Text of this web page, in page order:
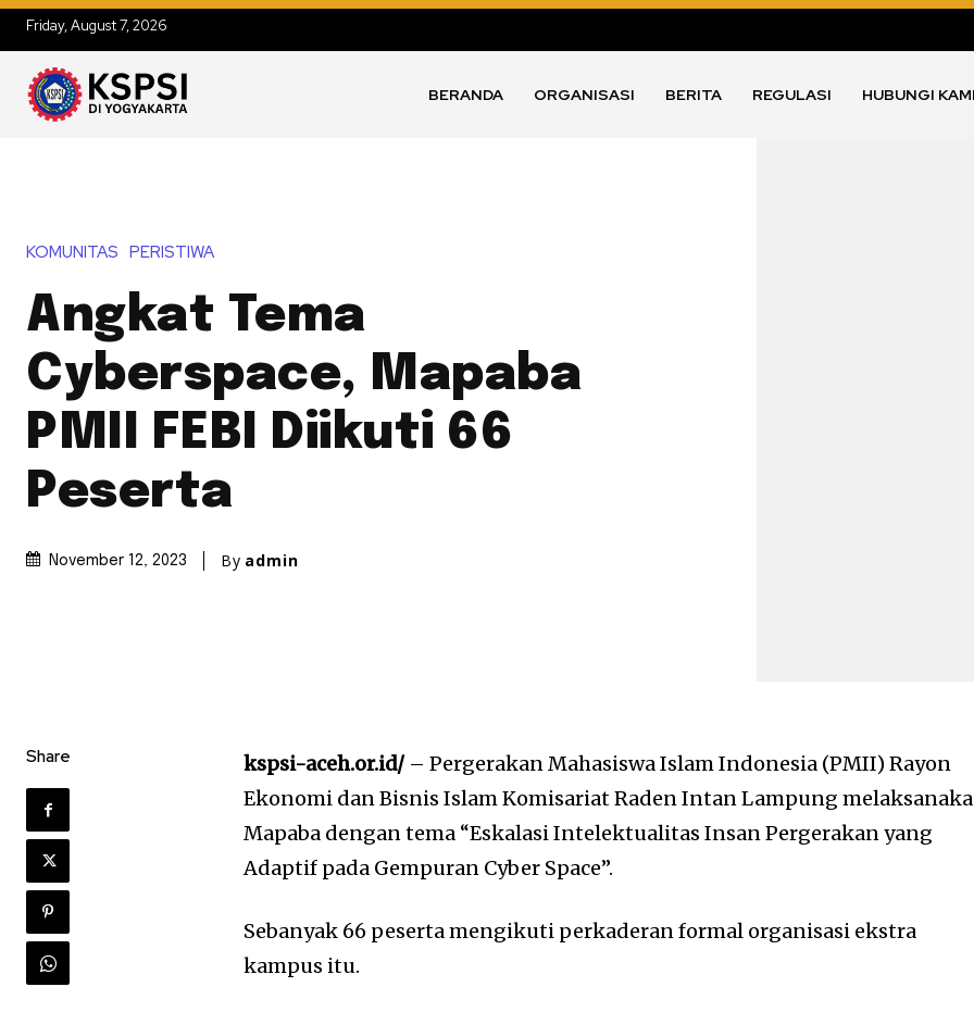
Friday, August 7, 2026
BERANDA ORGANISASI BERITA REGULASI HUBUNGI
KOMUNITAS PERISTIWA
Angkat Tema
Cyberspace, Mapaba
PMII FEBI Diikuti 66
Peserta
November 12, 2023 By admin
Share kspsi-aceh.or.id/– Pergerakan Mahasiswa Islam Indonesia (PMII) Rayon
Ekonomi dan Bisnis Islam Komisariat Raden Intan Lampung
Mapaba dengan tema “Eskalasi Intelektualitas Insan Pergerakan yang
Adaptif pada Gempuran Cyber Space”.
Sebanyak 66 peserta mengikuti perkaderan formal organisasi ekstra
kampus itu.